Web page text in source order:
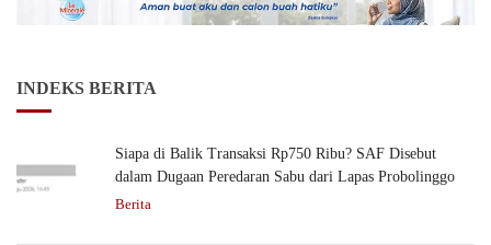
INDEKS BERITA
Siapa di Balik Transaksi Rp750 Ribu? SAF Disebut
dalam Dugaan Peredaran Sabu dari Lapas Probolinggo
Berita